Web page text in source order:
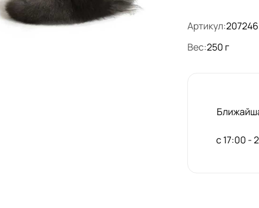
Артикул:207246
Вес:250 г
с 17:00 -